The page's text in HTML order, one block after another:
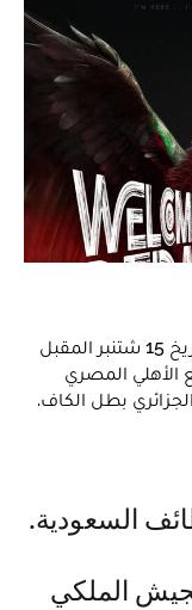
حددت الكونفدرالية الإفريقية لكرة القدم تاريخ 15 شتنبر المقبل
الأهلي المصري
بطل الكاف.
السعودية.
الملكي